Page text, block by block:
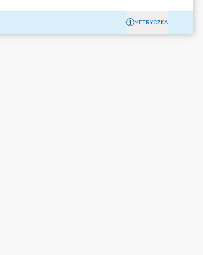
METRYCZKA